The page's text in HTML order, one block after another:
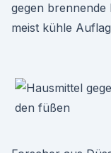
gegen brennende
meist kühle